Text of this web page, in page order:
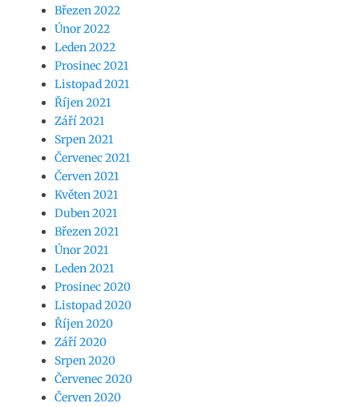
Březen 2022
Únor 2022
Leden 2022
Prosinec 2021
Listopad 2021
Říjen 2021
Září 2021
Srpen 2021
Červenec 2021
Červen 2021
Květen 2021
Duben 2021
Březen 2021
Únor 2021
Leden 2021
Prosinec 2020
Listopad 2020
Říjen 2020
Září 2020
Srpen 2020
Červenec 2020
Červen 2020